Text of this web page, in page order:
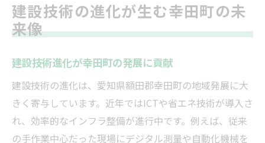
建設技術の進化が生む幸田町の未
来像
建設技術進化が幸田町の発展に貢献
建設技術の進化は、愛知県額田郡幸田町の地域発展に大
きく寄与しています。近年ではICTや省エネ技術が導入さ
れ、効率的なインフラ整備が進行中です。例えば、従来
の手作業中心だった現場にデジタル測量や自動化機械を